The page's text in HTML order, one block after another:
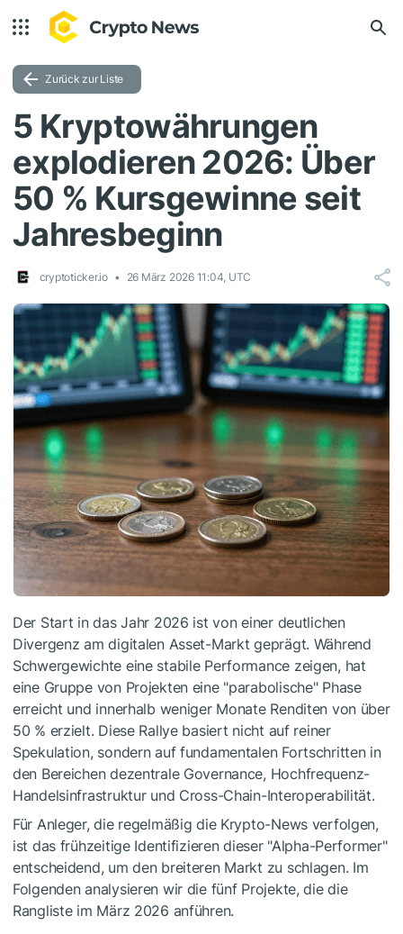
Zurück zur Liste
5 Kryptowährungen
explodieren 2026: Über
50 % Kursgewinne seit
Jahresbeginn
cryptoticker.io 26 März 2026 11:04, UTC
Der Start in das Jahr 2026 ist von einer deutlichen
Divergenz am digitalen Asset-Markt geprägt. Während
Schwergewichte eine stabile Performance zeigen, hat
eine Gruppe von Projekten eine "parabolische" Phase
erreicht und innerhalb weniger Monate Renditen von über
50 % erzielt. Diese Rallye basiert nicht auf reiner
Spekulation, sondern auf fundamentalen Fortschritten in
den Bereichen dezentrale Governance, Hochfrequenz-
Handelsinfrastruktur und Cross-Chain-Interoperabilität.
Für Anleger, die regelmäßig die Krypto-News verfolgen,
ist das frühzeitige Identifizieren dieser "Alpha-Performer"
entscheidend, um den breiteren Markt zu schlagen. Im
Folgenden analysieren wir die fünf Projekte, die die
Rangliste im März 2026 anführen.